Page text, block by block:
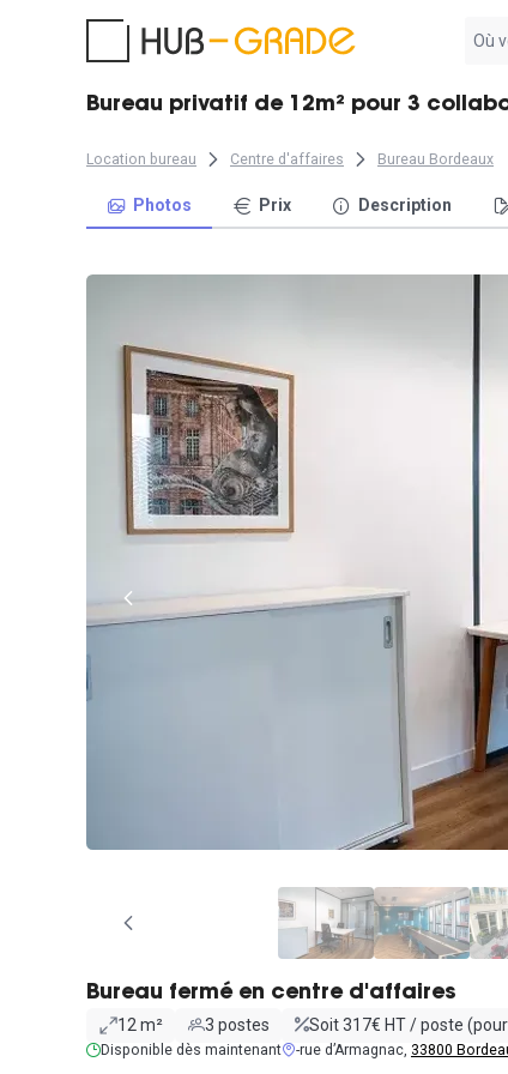
Bureau privatif de 12m² pour 3
Location bureau Centre d'affaires Bureau Bordeaux
Photos Prix Description
Bureau fermé en centre d'affaires
12 m² 3 postes Soit 317€ HT / poste
Disponible dès maintenant -rue d’Armagnac, 33800